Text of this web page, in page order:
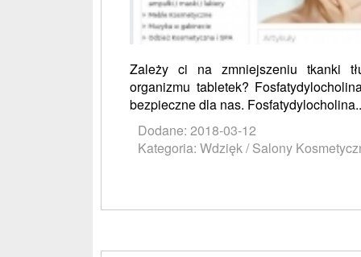
Zależy ci na zmniejszeniu tkanki
organizmu tabletek?
bezpieczne dla nas.
Dodane: 2018-03-12
Kategoria: Wdzięk / Salony